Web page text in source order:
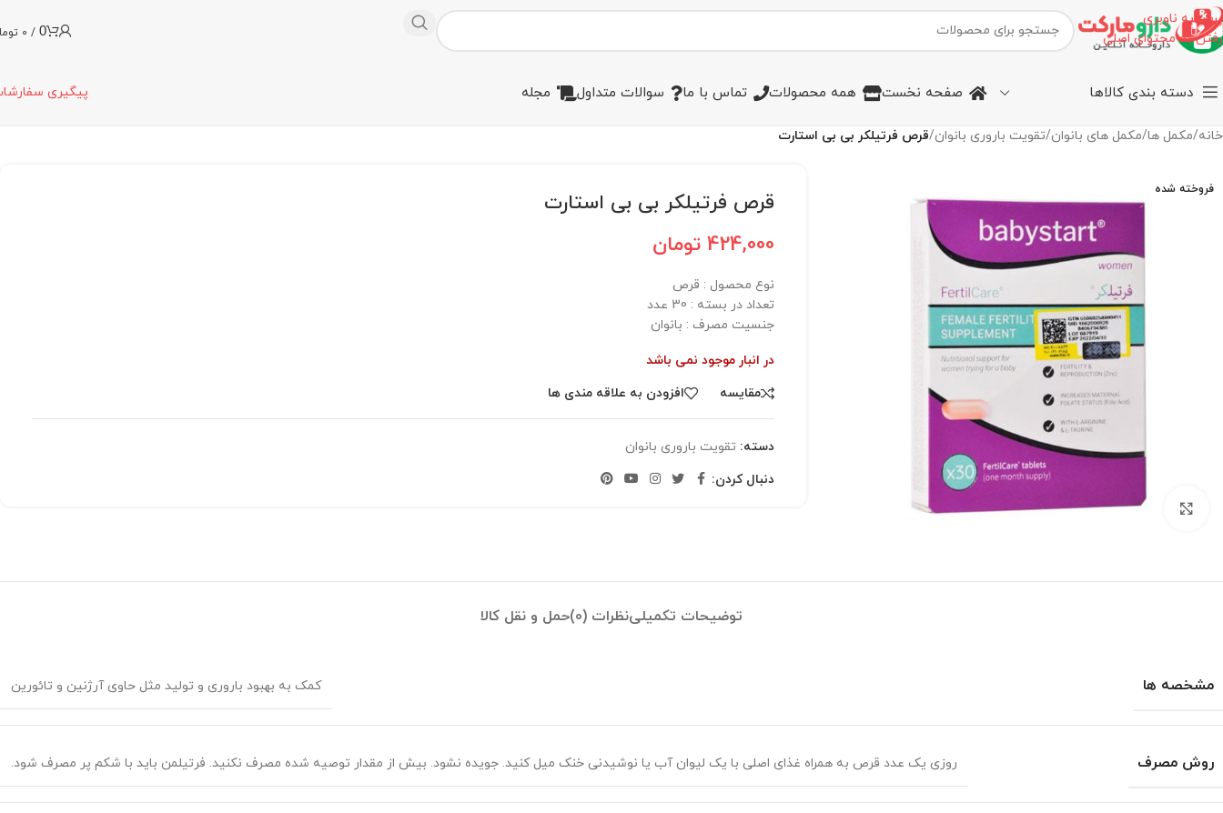
پرش به ناوبری
رفتن به محتوای اصلی
0
/
0
دسته بندی کالاها صفحه نخست همه محصولات تماس با ما سوالات متداول مجله پیگیری
خانه/مکمل ها/مکمل های بانوان/تقویت باروری بانوان/قرص فرتیلکر بی بی استارت
فروخته شده
برای بزرگنمایی کلیک کنید
قرص فرتیلکر بی بی استارت
424,000 تومان
نوع محصول : قرص
تعداد در بسته : 30 عدد
جنسیت مصرف : بانوان
در انبار موجود نمی باشد
مقایسه
افزودن به علاقه مندی ها
دسته: تقویت باروری بانوان
دنبال کردن:
توضیحات تکمیلینظرات (0) حمل و نقل کالا
مشخصه ها کمک به بهبود باروری و تولید مثل حاوی آرژنین و تائورین
روش مصرف روزی یک عدد قرص به همراه غذای اصلی با یک لیوان آب یا نوشیدنی خنک میل کنید. جویده نشود. بیش از مقدار توصیه شده مصرف نکنید. فرتیلمن باید با شکم پر مصرف شود.